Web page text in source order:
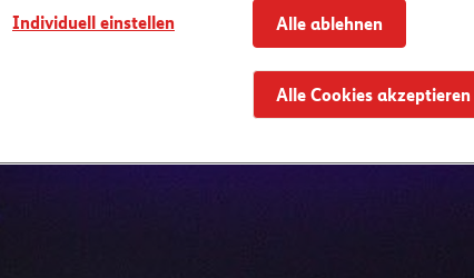
Individuell einstellen Alle ablehnen
Alle Cookies akzeptieren